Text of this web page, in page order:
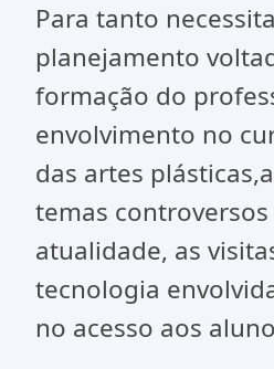
Para tanto
planejamento
formação do
envolvimento no
das artes
temas controversos
atualidade, as
tecnologia
no acesso aos